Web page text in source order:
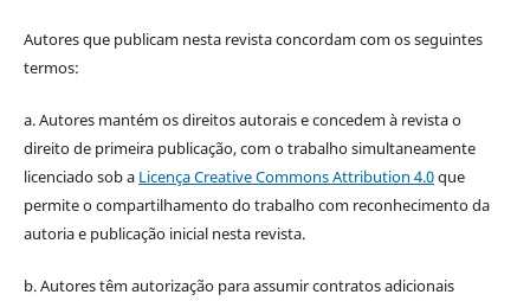
Autores que publicam nesta revista concordam com os seguintes
termos:
a. Autores mantém os direitos autorais e concedem à revista o
direito de primeira publicação, com o trabalho simultaneamente
licenciado sob a Licença Creative Commons Attribution 4.0que
permite o compartilhamento do trabalho com reconhecimento da
autoria e publicação inicial nesta revista.
b. Autores têm autorização para assumir contratos adicionais